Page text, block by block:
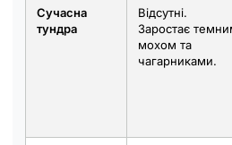
Сучасна
тундра
Відсутні.
Заростає
мохом та
чагарниками.